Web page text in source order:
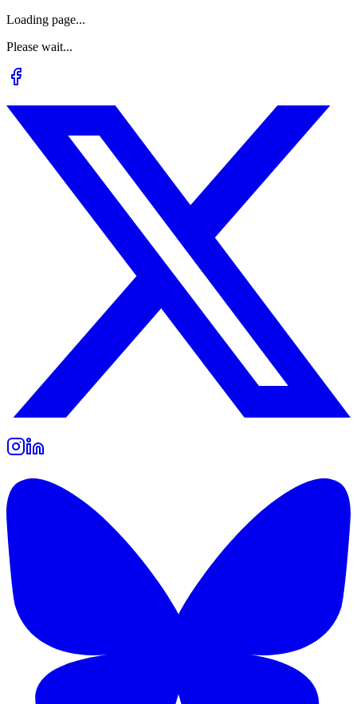
Loading page...
Please wait...